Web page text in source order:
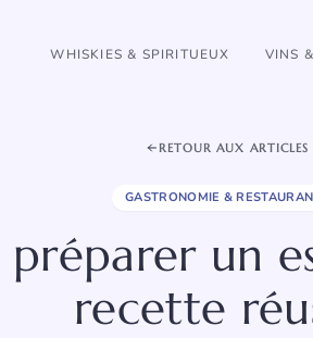
WHISKIES & SPIRITUEUX VINS
RETOUR AUX ARTICLES
GASTRONOMIE &
un
recette